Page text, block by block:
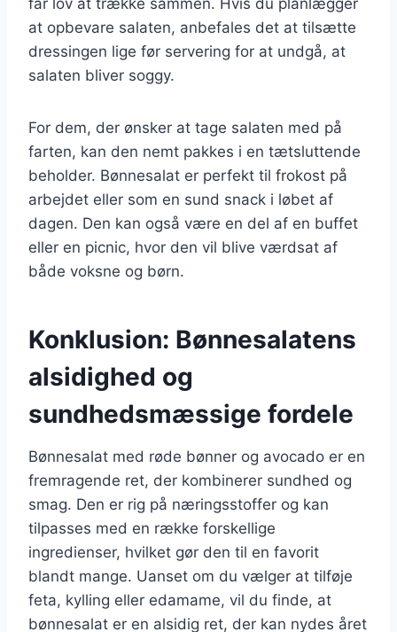
at opbevare salaten, anbefales det at tilsætte
dressingen lige før servering for at undgå, at
salaten bliver soggy.
For dem, der ønsker at tage salaten med på
farten, kan den nemt pakkes i en tætsluttende
beholder. Bønnesalat er perfekt til frokost på
arbejdet eller som en sund snack i løbet af
dagen. Den kan også være en del af en buffet
eller en picnic, hvor den vil blive værdsat af
både voksne og børn.
Konklusion: Bønnesalatens
alsidighed og
sundhedsmæssige fordele
Bønnesalat med røde bønner og avocado er en
fremragende ret, der kombinerer sundhed og
smag. Den er rig på næringsstoffer og kan
tilpasses med en række forskellige
ingredienser, hvilket gør den til en favorit
blandt mange. Uanset om du vælger at tilføje
feta, kylling eller edamame, vil du finde, at
bønnesalat er en alsidig ret, der kan nydes året